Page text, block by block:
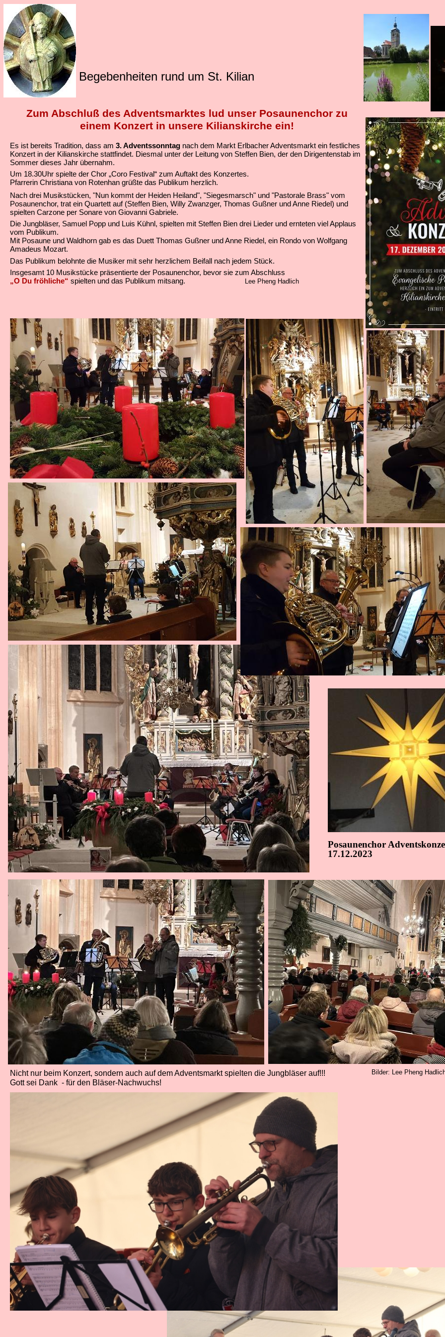
Begebenheiten rund um St. Kilian
Zum Abschluß des Adventsmarktes lud unser Posaunenchor zu
einem Konzert in unsere Kilianskirche ein!
Es ist bereits Tradition, dass am 3. Adventssonntag nach dem Markt Erlbacher Adventsmarkt ein festliches
Konzert in der Kilianskirche stattfindet. Diesmal unter der Leitung von Steffen Bien, der den Dirigentenstab im
Sommer dieses Jahr übernahm.
Um 18.30Uhr spielte der Chor „Coro Festival“ zum Auftakt des Konzertes.
Pfarrerin Christiana von Rotenhan grüßte das Publikum herzlich.
Nach drei Musikstücken, "Nun kommt der Heiden Heiland", "Siegesmarsch" und "Pastorale Brass" vom
Posaunenchor, trat ein Quartett auf (Steffen Bien, Willy Zwanzger, Thomas Gußner und Anne Riedel) und
spielten Carzone per Sonare von Giovanni Gabriele.
Die Jungbläser, Samuel Popp und Luis Kühnl, spielten mit Steffen Bien drei Lieder und ernteten viel Applaus
vom Publikum.
Mit Posaune und Waldhorn gab es das Duett Thomas Gußner und Anne Riedel, ein Rondo von Wolfgang
Amadeus Mozart.
Das Publikum belohnte die Musiker mit sehr herzlichem Beifall nach jedem Stück.
Insgesamt 10 Musikstücke präsentierte der Posaunenchor, bevor sie zum Abschluss
„O Du fröhliche“ spielten und das Publikum mitsang. Lee Pheng Hadlich
Posaunenchor
17.12.2023
Bilder: Lee Pheng
Nicht nur beim Konzert, sondern auch auf dem Adventsmarkt spielten die Jungbläser auf!!!
Gott sei Dank - für den Bläser-Nachwuchs!